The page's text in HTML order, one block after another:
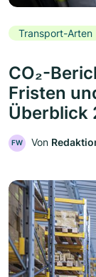
Transport-Arten
CO₂-
Fristen
Überblick
FW Von